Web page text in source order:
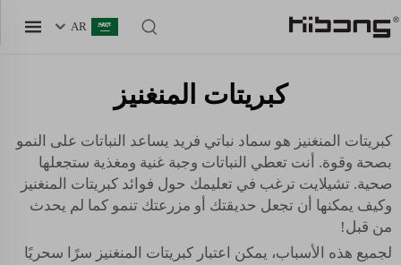
AR
كبريتات المنغنيز
كبريتات المنغنيز هو سماد نباتي فريد يساعد النباتات على النمو
بصحة وقوة. أنت تعطي النباتات وجبة غنية ومغذية ستجعلها
صحية. تشيلايت ترغب في تعليمك حول فوائد كبريتات المنغنيز
وكيف يمكنها أن تجعل حديقتك أو مزرعتك تنمو كما لم يحدث
من قبل!
لجميع هذه الأسباب، يمكن اعتبار كبريتات المنغنيز سرًا سحريًا